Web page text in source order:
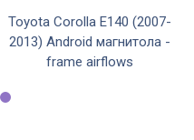
Toyota Corolla E140 (2007-
2013) Android магнитола -
frame airflows